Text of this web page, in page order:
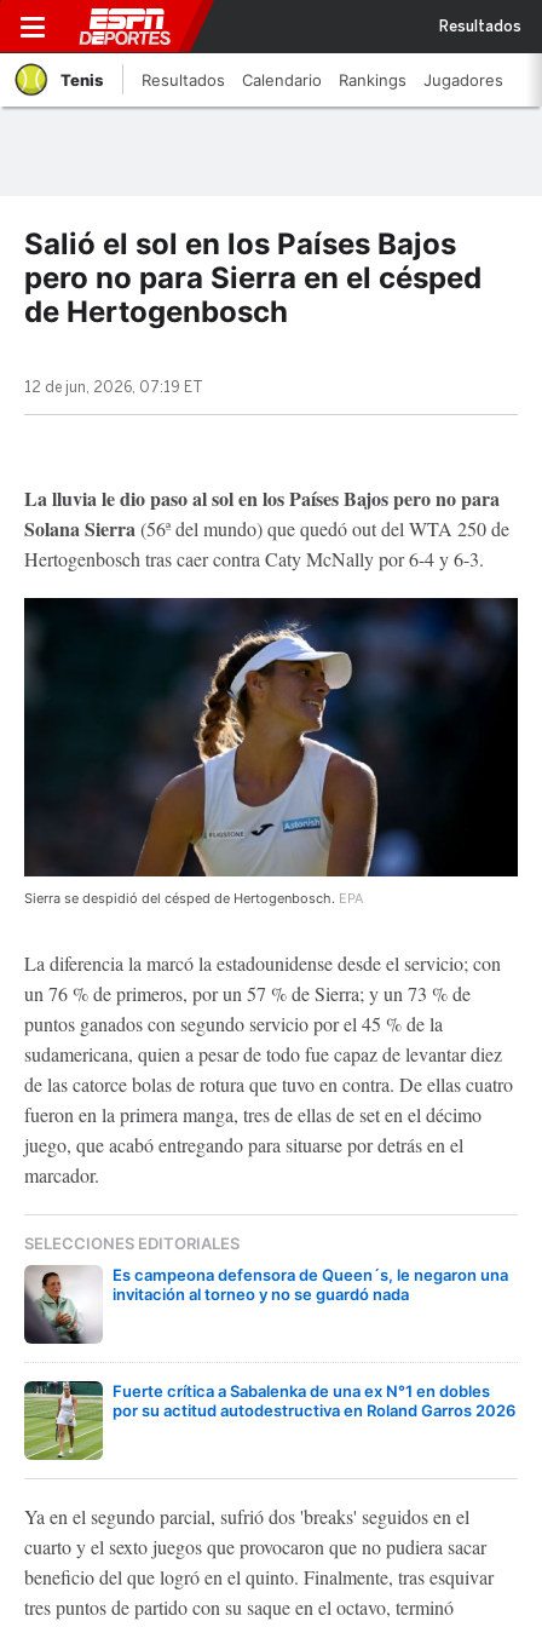
Resultados
Tenis Resultados Calendario Rankings Jugadores
Salió el sol en los Países Bajos
pero no para Sierra en el césped
de Hertogenbosch
12 de jun, 2026, 07:19 ET
La lluvia le dio paso al sol en los Países Bajos pero no para
Solana Sierra(56ª del mundo) que quedó out del WTA 250 de
Hertogenbosch tras caer contra Caty McNally por 6-4 y 6-3.
Sierra se despidió del césped de Hertogenbosch. EPA
La diferencia la marcó la estadounidense desde el servicio; con
un 76 % de primeros, por un 57 % de Sierra; y un 73 % de
puntos ganados con segundo servicio por el 45 % de la
sudamericana, quien a pesar de todo fue capaz de levantar diez
de las catorce bolas de rotura que tuvo en contra. De ellas cuatro
fueron en la primera manga, tres de ellas de set en el décimo
juego, que acabó entregando para situarse por detrás en el
marcador.
SELECCIONES EDITORIALES
Es campeona defensora de Queen´s, le negaron una
invitación al torneo y no se guardó nada
Fuerte crítica a Sabalenka de una ex N°1 en dobles
por su actitud autodestructiva en Roland Garros 2026
Ya en el segundo parcial, sufrió dos 'breaks' seguidos en el
cuarto y el sexto juegos que provocaron que no pudiera sacar
beneficio del que logró en el quinto. Finalmente, tras esquivar
tres puntos de partido con su saque en el octavo, terminó